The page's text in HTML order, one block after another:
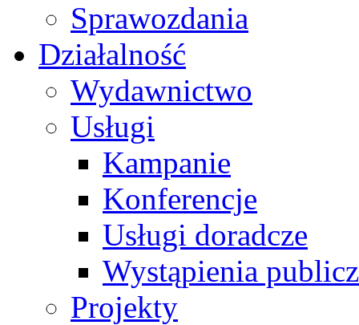
Sprawozdania
Działalność
Wydawnictwo
Usługi
Kampanie
Konferencje
Usługi doradcze
Wystąpienia
Projekty